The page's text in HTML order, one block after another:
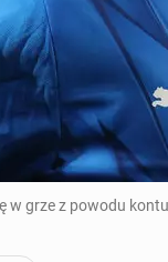
w grze z powodu